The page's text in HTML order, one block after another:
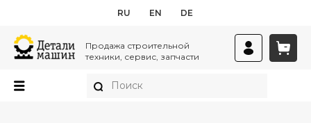
RU EN DE
Продажа строительной
техники, сервис, запчасти